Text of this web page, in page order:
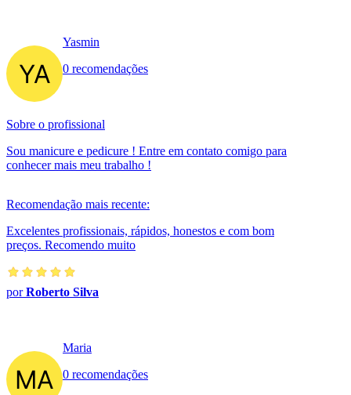
Yasmin
0 recomendações
Sobre o profissional
Sou manicure e pedicure ! Entre em contato comigo para
conhecer mais meu trabalho !
Recomendação mais recente:
Excelentes profissionais, rápidos, honestos e com bom
preços. Recomendo muito
porRoberto Silva
Maria
0 recomendações